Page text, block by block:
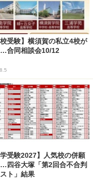
校受験】横須賀の私立4校が
合同相談会10/12
学受験2027】人気校の併願
四谷大塚「第2回合不合判
ト」結果